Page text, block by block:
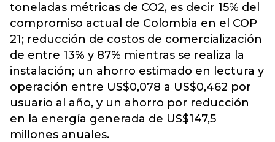
toneladas métricas de CO2, es decir 15% del
compromiso actual de Colombia en el COP
21; reducción de costos de comercialización
de entre 13% y 87% mientras se realiza la
instalación; un ahorro estimado en lectura y
operación entre US$0,078 a US$0,462 por
usuario al año, y un ahorro por reducción
en la energía generada de US$147,5
millones anuales.